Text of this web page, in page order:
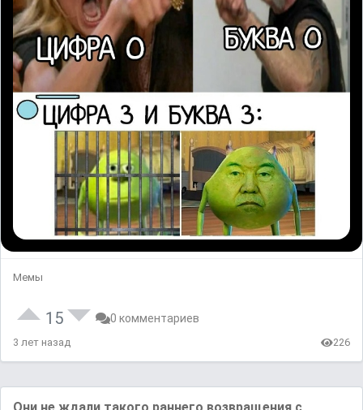
Мемы
15 0 комментариев
3 лет назад 226